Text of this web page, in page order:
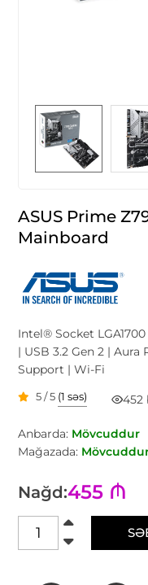
ASUS Prime
Mainboard
Intel® Socket
| USB 3.2 Gen 2 | Aura
Support | Wi-Fi
5 / 5 (1 səs) 452
Anbarda: Mövcuddur
Mağazada:
Nağd:455 ₼